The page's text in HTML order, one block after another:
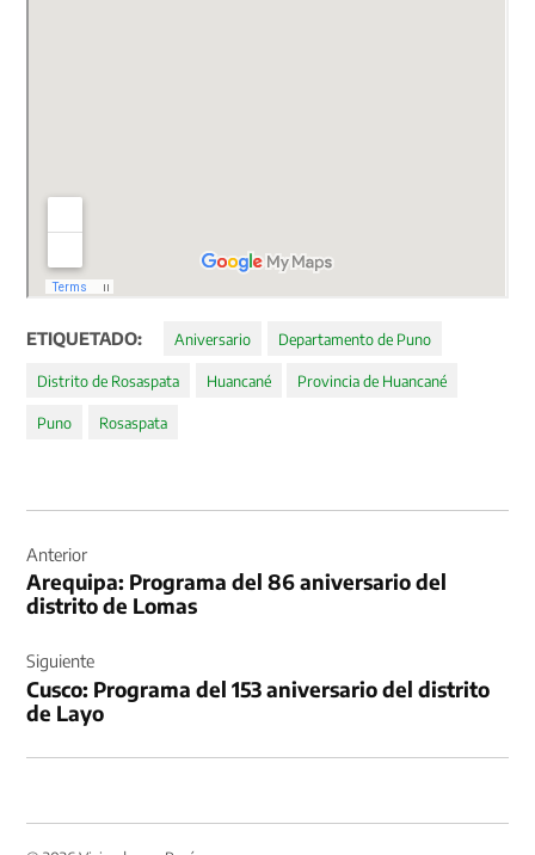
ETIQUETADO: Aniversario Departamento de Puno
Distrito de Rosaspata Huancané Provincia de Huancané
Puno Rosaspata
de
entradas
Anterior
Arequipa: Programa del 86 aniversario del
distrito de Lomas
Siguiente
Cusco: Programa del 153 aniversario del distrito
de Layo